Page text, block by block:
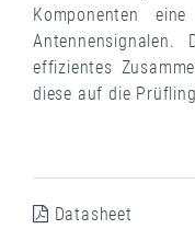
Komponenten
Antennensignalen.
effizientes
diese auf die
Datasheet